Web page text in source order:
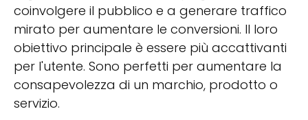
coinvolgere il pubblico e a generare traffico
mirato per aumentare le conversioni. Il loro
obiettivo principale è essere più accattivanti
per l'utente. Sono perfetti per aumentare la
consapevolezza di un marchio, prodotto o
servizio.